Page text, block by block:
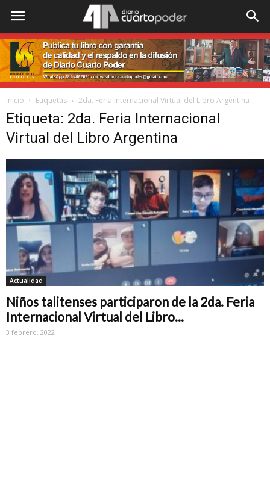
Inicio Etiquetas 2da. Feria Internacional Virtual del Libro Argentina
Etiqueta: 2da. Feria Internacional
Virtual del Libro Argentina
Actualidad
Niños talitenses participaron de la 2da. Feria
Internacional Virtual del Libro...
3 febrero, 2022